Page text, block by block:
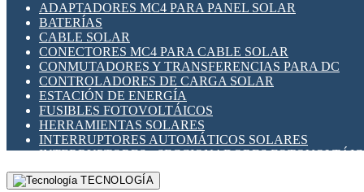
ADAPTADORES MC4 PARA PANEL SOLAR
BATERÍAS
CABLE SOLAR
CONECTORES MC4 PARA CABLE SOLAR
CONMUTADORES Y TRANSFERENCIAS PARA DC
CONTROLADORES DE CARGA SOLAR
ESTACIÓN DE ENERGÍA
FUSIBLES FOTOVOLTÁICOS
HERRAMIENTAS SOLARES
INTERRUPTORES AUTOMÁTICOS SOLARES
INTERRUPTORES - SECCIONADORES
MONTAJE PANEL SOLAR
PORTA FUSIBLES Y SECCIONADORES
TECNOLOGÍA